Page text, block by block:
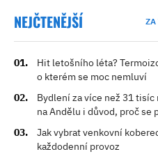
NEJČTENĚJŠÍ ZA
Hit letošního léta?
o kterém se moc nemluví
Bydlení za více než 31
na Andělu i důvod, proč
Jak vybrat venkovní
každodenní provoz